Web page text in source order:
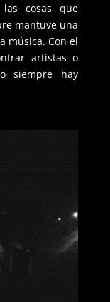
cosas que
mantuve una
música. Con el
artistas o
siempre hay